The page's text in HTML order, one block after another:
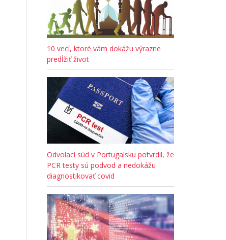
10 vecí, ktoré vám dokážu výrazne
predĺžiť život
Odvolací súd v Portugalsku potvrdil, že
PCR testy sú podvod a nedokážu
diagnostikovať covid